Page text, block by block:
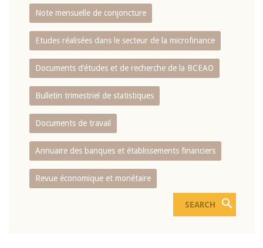
Note mensuelle de conjoncture
Etudes réalisées dans le secteur de la microfinance
Documents d’études et de recherche de la BCEAO
Bulletin trimestriel de statistiques
Documents de travail
Annuaire des banques et établissements financiers
Revue économique et monétaire